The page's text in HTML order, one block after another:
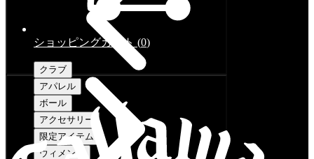
ショッピングカート (0)
クラブ
アパレル
ボール
アクセサリー
限定アイテム
ウィメンズ